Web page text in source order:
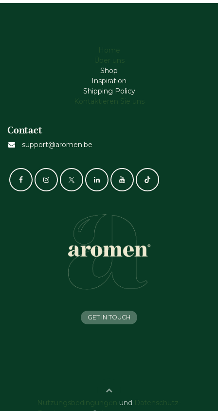
Home
Über uns
Shop
Inspiration
Shipping Policy
Kontaktieren Sie uns
Contact
support@aromen.be
GET IN TOUCH
Nutzungsbedingungen und
Datenschutz-